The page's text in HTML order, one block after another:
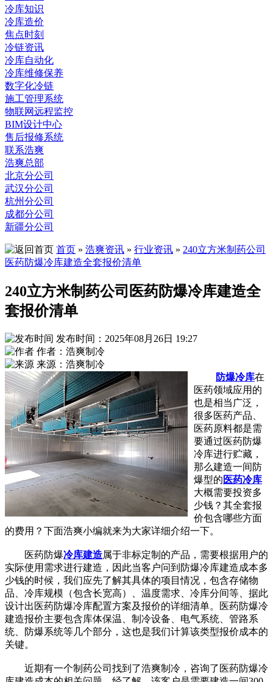
冷库知识
冷库造价
焦点时刻
冷链资讯
冷库自动化
冷库维修保养
数字化冷链
施工管理系统
物联网远程监控
BIM设计中心
售后报修系统
联系浩爽
浩爽总部
北京分公司
武汉分公司
杭州分公司
成都分公司
新疆分公司
首页 » 浩爽资讯 » 行业资讯 » 240立方米制药公司
医药防爆冷库建造全套报价清单
240立方米制药公司医药防爆冷库建造全
套报价清单
发布时间：2025年08月26日 19:27
作者：浩爽制冷
来源：浩爽制冷
防爆冷库在
医药领域应用的
也是相当广泛，
很多医药产品、
医药原料都是需
要通过医药防爆
冷库进行贮藏，
那么建造一间防
爆型的 医药冷库
大概需要投资多
少钱？其全套报
价包含哪些方面
的费用？下面浩爽小编就来为大家详细介绍一下。
医药防爆冷库建造属于非标定制的产品，需要根据用户的
实际使用需求进行建造，因此当客户问到防爆冷库建造成本多
少钱的时候，我们应先了解其具体的项目情况，包含存储物
品、冷库规模（包含长宽高）、温度需求、冷库分间等、据此
设计出医药防爆冷库配置方案及报价的详细清单。医药防爆冷
建造报价主要包含库体保温、制冷设备、电气系统、管路系
统、防爆系统等几个部分，这也是我们计算该类型报价成本的
关键。
近期有一个制药公司找到了浩爽制冷，咨询了医药防爆冷